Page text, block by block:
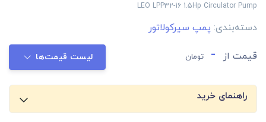
LEO LPP32-16 1.5Hp Circulator Pump
دسته‌بندی: پمپ سیرکولاتور
قیمت از - تومان لیست قیمت‌ها
راهنمای خرید